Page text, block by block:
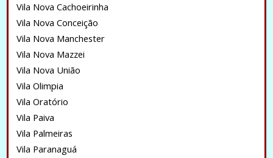
Vila Nova Cachoeirinha
Vila Nova Conceição
Vila Nova Manchester
Vila Nova Mazzei
Vila Nova União
Vila Olimpia
Vila Oratório
Vila Paiva
Vila Palmeiras
Vila Paranaguá